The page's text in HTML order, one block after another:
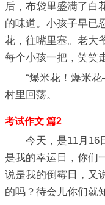
后，布袋里盛满了白
的味道。小孩子早已
花，往嘴里塞。老大
每个小孩一把，笑笑
“爆米花！爆米花
村里回荡。
考试作文 篇2
今天，是11月16日
是我的幸运日，你们
说是我的倒霉日，又
的吗？待会儿你们就